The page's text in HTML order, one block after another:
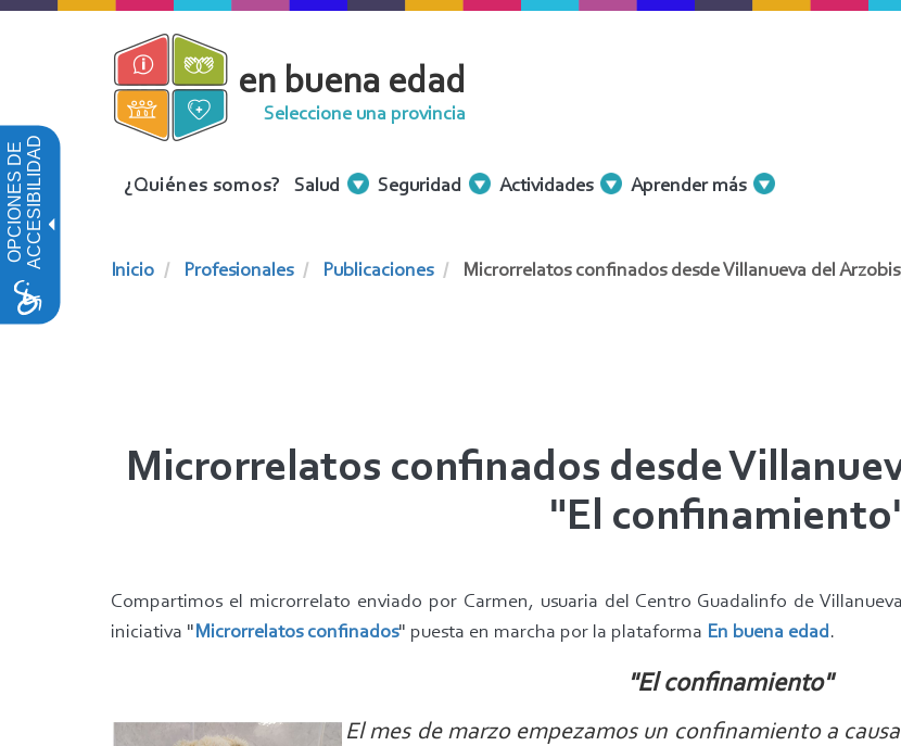
OPCIONES DEACCESIBILIDAD
Pasar
en buena edad
Seleccione una provincia
Menu
¿Quiénes somos? Salud Seguridad Actividades Aprender más
Inicio Profesionales Publicaciones Microrrelatos confinados desde Villanueva del
Microrrelatos confinados desde
"El
Compartimos el microrrelato enviado por Carmen, usuaria del Centro Guadalinfo de
iniciativa "Microrrelatos confinados" puesta en marcha por la plataforma En buena edad.
"El confinamiento"
El mes de marzo empezamos un confinamiento a